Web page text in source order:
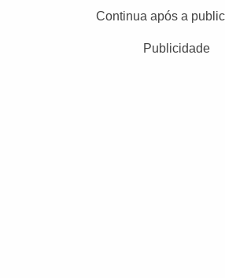
Continua após a
Publicidade